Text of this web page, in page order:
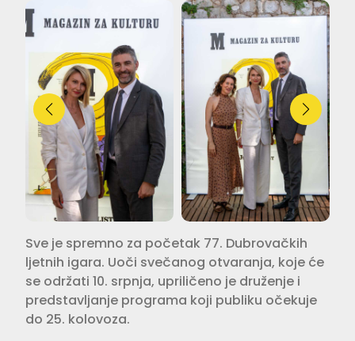
Sve je spremno za početak 77. Dubrovačkih
ljetnih igara. Uoči svečanog otvaranja, koje će
se održati 10. srpnja, upriličeno je druženje i
predstavljanje programa koji publiku očekuje
do 25. kolovoza.